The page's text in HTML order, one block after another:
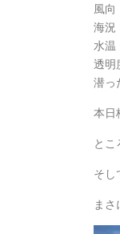
風向
海況
水温
透明
潜っ
本日
とこ
そし
まさ